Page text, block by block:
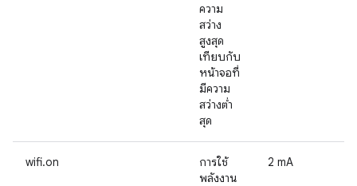
ความ
สว่าง
สูงสุด
เทียบกับ
หน้าจอที่
มีความ
สว่างต่ำ
สุด
wifi.on
การใช้
พลังงาน
2 mA